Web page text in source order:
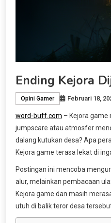
Ending Kejora
Opini Gamer Februari 18,
word-buff.com – Kejora game
jumpscare atau atmosfer
dalang kutukan desa? Apa
Kejora game terasa lekat di
Postingan ini mencoba
alur, melainkan pembacaan
Kejora game dan masih
utuh di balik teror desa